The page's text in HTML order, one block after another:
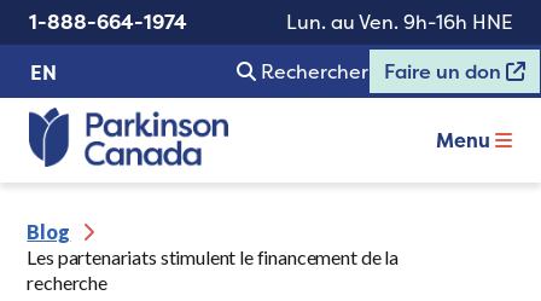
1-888-664-1974
Lun. au Ven. 9h-16h HNE
EN
Rechercher Faire un don
Menu
Blog
Les partenariats stimulent le financement de la
recherche